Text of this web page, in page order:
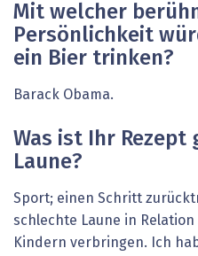
Mit welcher
Persönlichkeit
ein Bier trinken?
Barack Obama.
Was ist Ihr Rezept
Laune?
Sport; einen Schritt
schlechte Laune in
Kindern verbringen. Ich